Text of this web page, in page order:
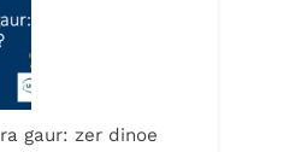
gaur: zer dinoe